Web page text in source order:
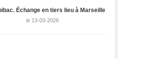
Échange en tiers lieu à Marseille
le 13-03-2026